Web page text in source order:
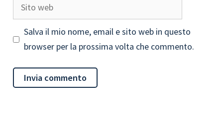
web
Salva il mio nome, email e sito web in questo
browser per la prossima volta che commento.